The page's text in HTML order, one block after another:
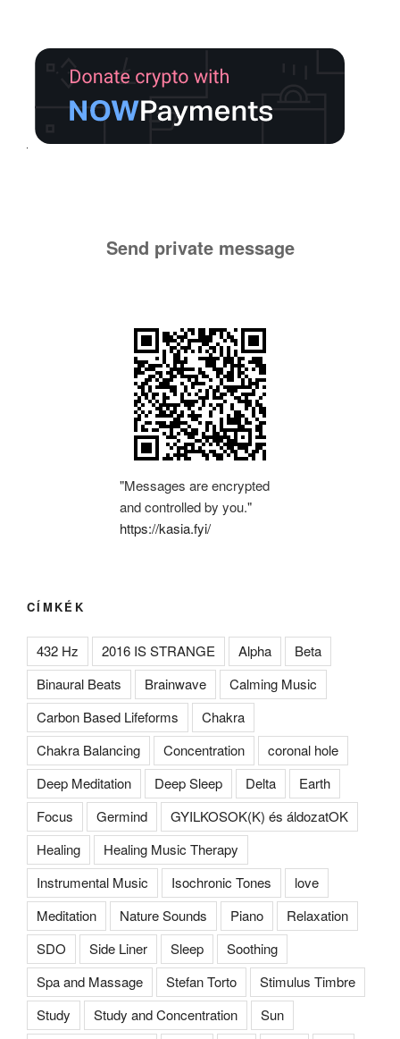
Send private message
"Messages are encrypted
and controlled by you."
https://kasia.fyi/
CÍMKÉK
432 Hz 2016 IS STRANGE Alpha
Beta
Binaural Beats
Brainwave
Calming Music
Carbon Based Lifeforms
Chakra
Chakra Balancing
Concentration
coronal hole
Deep Meditation
Deep Sleep Delta
Earth
Focus
Germind
GYILKOSOK(K) és áldozatOK
Healing
Healing Music Therapy
Instrumental Music
Isochronic Tones
love
Meditation
Nature Sounds Piano
Relaxation
SDO
Side Liner Sleep
Soothing
Spa and Massage
Stefan Torto
Stimulus Timbre
Study
Study and Concentration
Sun